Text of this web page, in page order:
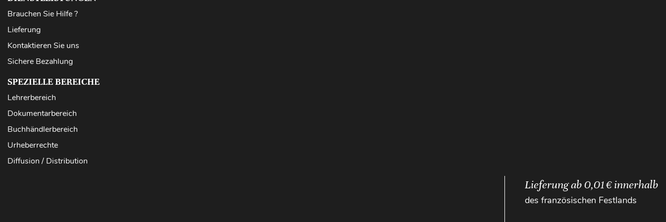
Brauchen Sie Hilfe ?
Lieferung
Kontaktieren Sie uns
Sichere Bezahlung
SPEZIELLE BEREICHE
Lehrerbereich
Dokumentarbereich
Buchhändlerbereich
Urheberrechte
Diffusion / Distribution
Lieferung ab 0,01 € innerhalb
des französischen Festlands